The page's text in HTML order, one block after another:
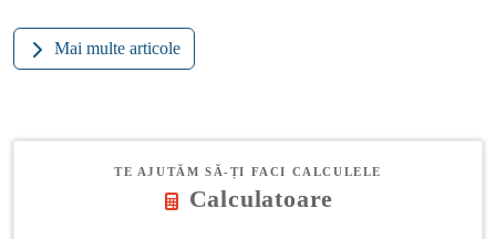
Mai multe articole
TE AJUTĂM SĂ-ȚI FACI CALCULELE
Calculatoare